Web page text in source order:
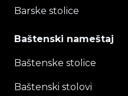
Barske stolice
Baštenski nameštaj
Baštenske stolice
Baštenski stolovi